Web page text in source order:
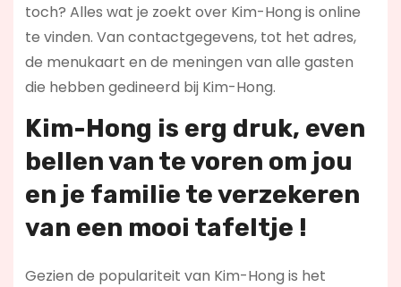
toch? Alles wat je zoekt over Kim-Hong is online
te vinden. Van contactgegevens, tot het adres,
de menukaart en de meningen van alle gasten
die hebben gedineerd bij Kim-Hong.
Kim-Hong is erg druk, even
bellen van te voren om jou
en je familie te verzekeren
van een mooi tafeltje !
Gezien de populariteit van Kim-Hong is het